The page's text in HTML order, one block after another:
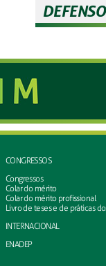
CONGRESSOS
Congressos
Colar do mérito
Colar do mérito profissional
Livro de teses e de práticas
INTERNACIONAL
ENADEP